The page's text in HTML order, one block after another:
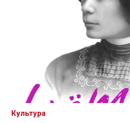
Культура